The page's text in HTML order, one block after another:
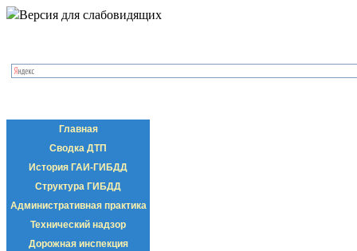
Версия для слабовидящих
Главная
Сводка ДТП
История ГАИ-ГИБДД
Структура ГИБДД
Административная практика
Технический надзор
Дорожная инспекция